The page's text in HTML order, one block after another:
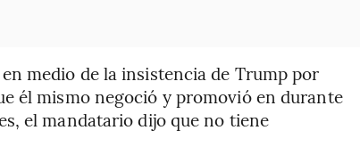
medio de la insistencia de Trump por
él mismo negoció y promovió en durante
el mandatario dijo que no tiene